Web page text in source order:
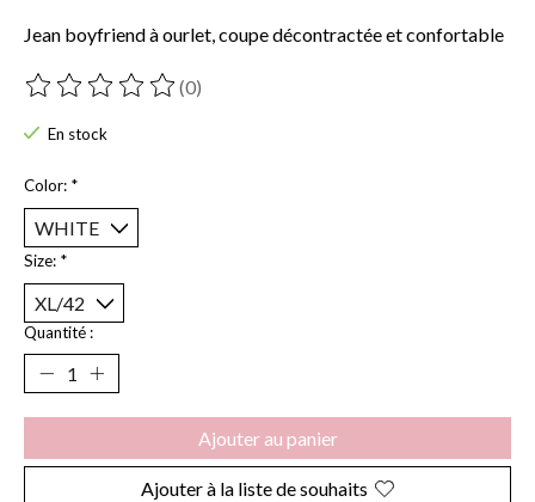
Jean boyfriend à ourlet, coupe décontractée et confortable
Ce produit est évalué à
(0)
En stock
Color: *
Size: *
Quantité :
Ajouter au panier
Ajouter à la liste de souhaits